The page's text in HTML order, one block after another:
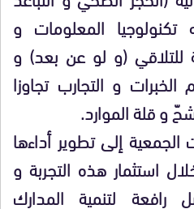
تكنولوجيا المعلومات و
للتلاقي (و لو عن بعد) و
و التجارب تجاوزا
و قلة الموارد.
إلى تطوير أداءها
استثمار هذه التجربة و
رافعة لتنمية المدارك